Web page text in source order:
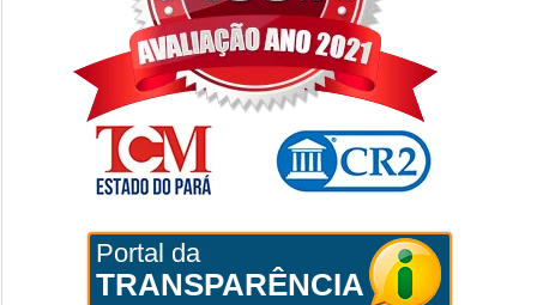
Portal da
TRANSPARÊNCIA